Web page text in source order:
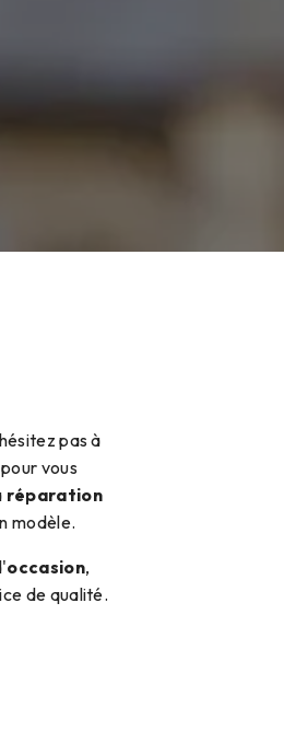
pas à
vous
réparation
modèle.
occasion,
de qualité.